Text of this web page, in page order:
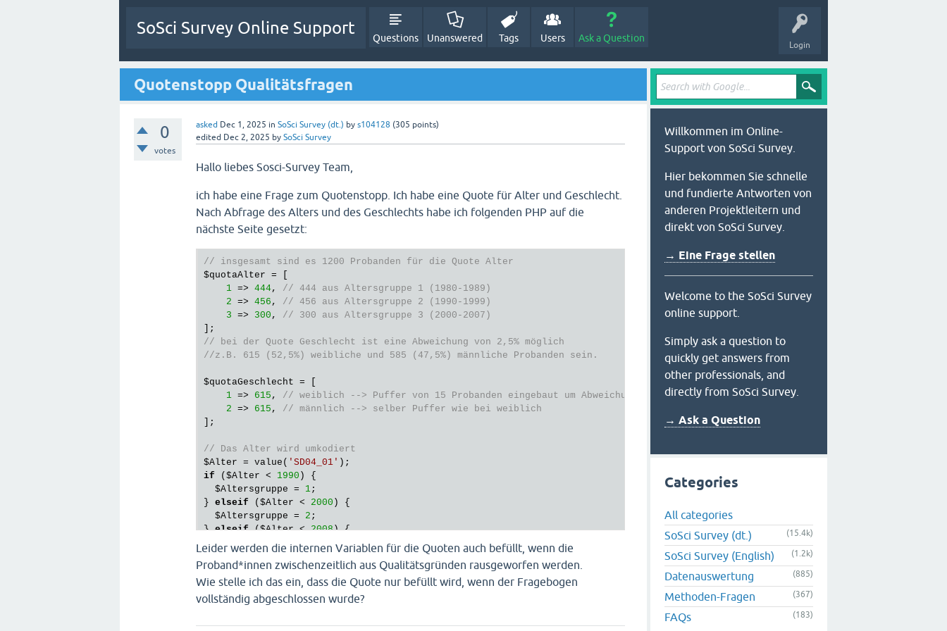
Login
SoSci Survey Online Support
Questions Unanswered Tags Users Ask a Question
Quotenstopp Qualitätsfragen
0
votes
asked Dec 1, 2025 in SoSci Survey (dt.) by s104128 (305 points)
edited Dec 2, 2025 by SoSci Survey
Hallo liebes Sosci-Survey Team,
ich habe eine Frage zum Quotenstopp. Ich habe eine Quote für Alter und Geschlecht.
Nach Abfrage des Alters und des Geschlechts habe ich folgenden PHP auf die
nächste Seite gesetzt:
// insgesamt sind es 1200 Probanden für die Quote Alter
$quotaAlter = [
1 => 444, // 444 aus Altersgruppe 1 (1980-1989)
2 => 456 , // 456 aus Altersgruppe 2 (1990-1999)
3 => 300 , // 300 aus Altersgruppe 3 (2000-2007)
// bei der Quote Geschlecht ist eine Abweichung von 2,5% möglich
//z.B. 615 (52,5%) weibliche und 585 (47,5%) männliche Probanden sein.
$quotaGeschlecht = [
1 => 615 , // weiblich --> Puffer von 15 Probanden eingebaut um Abweichung von 50% um 2,5% zu ermöglichen
2 => 615 , // männlich --> selber Puffer wie bei weiblich
];
// Das Alter wird umkodiert
$Alter = value( 'SD04_01'
if ( $Alter < 1990 ) {
$Altersgruppe = 1;
} elseif ( $Alter < 2000 ) {
$Altersgruppe = 2 ;
} elseif ($Alter < 2008) {
$Altersgruppe
=
// Geschlecht wird direkt ausgelesen
$Geschlecht = value('SD01');
// Abruf der vorliegenden Fälle für diese Merkmalsausprägung
Leider werden die internen Variablen für die Quoten auch befüllt, wenn die
Proband*innen zwischenzeitlich aus Qualitätsgründen rausgeworfen werden.
Wie stelle ich das ein, dass die Quote nur befüllt wird, wenn der Fragebogen
vollständig abgeschlossen wurde?
Willkommen im Online-
Support von SoSci Survey.
Hier bekommen Sie schnelle
und fundierte Antworten von
anderen Projektleitern und
direkt von SoSci Survey.
→ Eine Frage stellen
Welcome to the SoSci Survey
online support.
Simply ask a question to
quickly get answers from
other professionals, and
directly from SoSci Survey.
→ Ask a Question
Categories
All categories
SoSci Survey (dt.)
(15.4k)
SoSci Survey (English) (1.2k)
Datenauswertung (885)
Methoden-Fragen (367)
FAQs (183)